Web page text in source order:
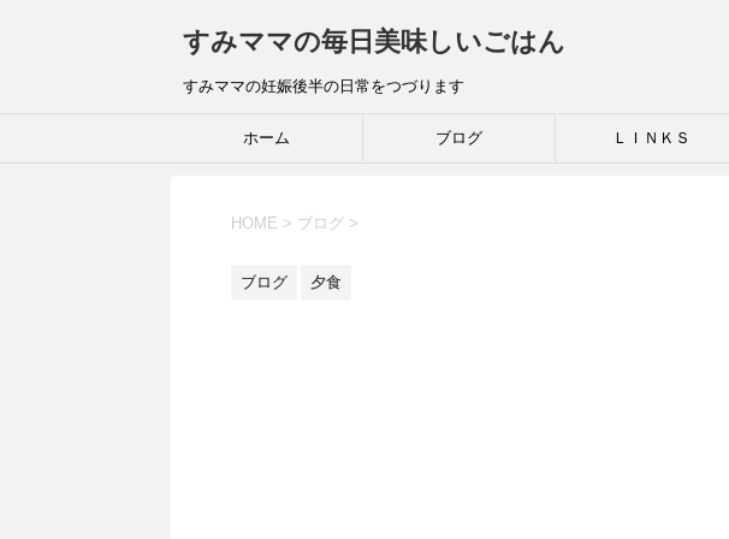
すみママの毎日美味しいごはん
すみママの妊娠後半の日常をつづります
ホーム ブログ ＬＩＮＫＳ
HOME > ブログ >
ブログ 夕食